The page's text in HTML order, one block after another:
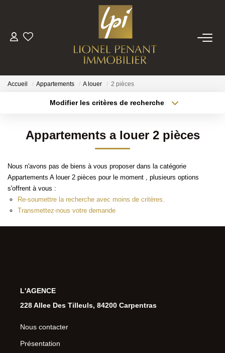
VENTES
PRESTIGE
ESTIMATION
NOTRE EQUIPE
CONTACT
Accueil Appartements A louer 2 pièces
Modifier les critères de recherche
Surface min
Plus de critères Créer une alerte
Appartements a louer 2 pièces
Nous n'avons pas de biens à vous proposer dans la catégorie
Appartements A louer 2 pièces pour le moment , plusieurs options
s'offrent à vous :
Re-soumettre la recherche avec moins de critères.
Transmettez-nous votre demande
L'AGENCE
228 Allee Des Tilleuls, 84200 Carpentras
Nous contacter
Présentation